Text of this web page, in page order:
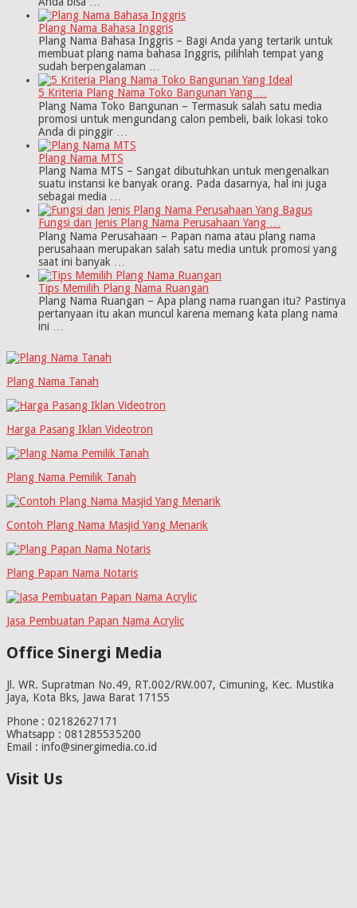
Plang Nama Bahasa Inggris
Plang Nama Bahasa Inggris – Bagi Anda yang tertarik untuk
membuat plang nama bahasa Inggris, pilihlah tempat yang
sudah berpengalaman …
5 Kriteria Plang Nama Toko Bangunan Yang …
Plang Nama Toko Bangunan – Termasuk salah satu media
promosi untuk mengundang calon pembeli, baik lokasi toko
Anda di pinggir …
Plang Nama MTS
Plang Nama MTS – Sangat dibutuhkan untuk mengenalkan
suatu instansi ke banyak orang. Pada dasarnya, hal ini juga
sebagai media …
Fungsi dan Jenis Plang Nama Perusahaan Yang …
Plang Nama Perusahaan – Papan nama atau plang nama
perusahaan merupakan salah satu media untuk promosi yang
saat ini banyak …
Tips Memilih Plang Nama Ruangan
Plang Nama Ruangan – Apa plang nama ruangan itu? Pastinya
pertanyaan itu akan muncul karena memang kata plang nama
ini …
Plang Nama Tanah
Harga Pasang Iklan Videotron
Plang Nama Pemilik Tanah
Contoh Plang Nama Masjid Yang Menarik
Plang Papan Nama Notaris
Jasa Pembuatan Papan Nama Acrylic
Office Sinergi Media
Jl. WR. Supratman No.49, RT.002/RW.007, Cimuning, Kec. Mustika
Jaya, Kota Bks, Jawa Barat 17155
Phone : 02182627171
Whatsapp : 081285535200
Email : info@sinergimedia.co.id
Visit Us